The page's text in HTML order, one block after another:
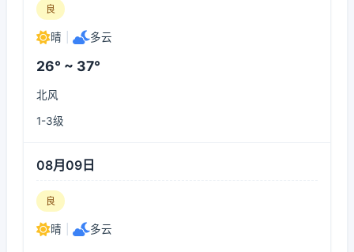
良
晴 多云
26° ~ 37°
北风
1-3级
08月09日
良
晴 多云